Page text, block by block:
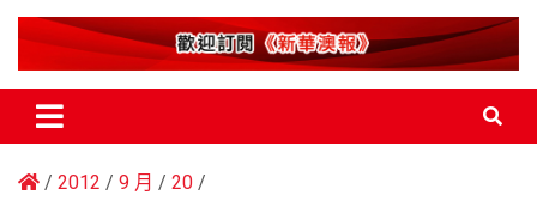
新華澳報
2012 9 月
20